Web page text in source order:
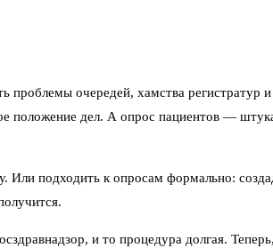
проблемы очередей, хамства регистратур
положение дел. А опрос пациентов —
Или подходить к опросам формально:
и то процедура долгая.